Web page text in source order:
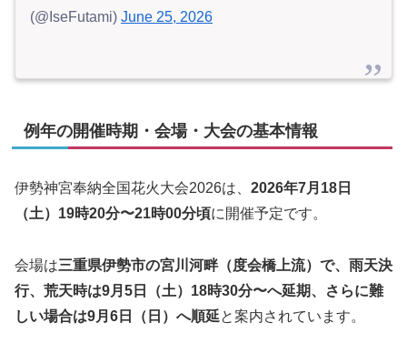
(@IseFutami) June 25, 2026
例年の開催時期・会場・大会の基本情報
伊勢神宮奉納全国花火大会2026は、 2026年7月18日
（土）19時20分〜21時00分頃に開催予定です。
会場は三重県伊勢市の宮川河畔（度会橋上流）で、雨天決
行、荒天時は9月5日（土）18時30分〜へ延期、さらに難
しい場合は9月6日（日）へ順延と案内されています。